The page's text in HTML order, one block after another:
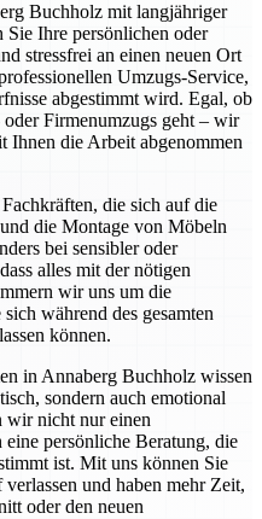
Buchholz mit langjähriger
Ihre persönlichen oder
stressfrei an einen neuen Ort
Umzugs-Service,
abgestimmt wird. Egal, ob
Firmenumzugs geht – wir
Ihnen die Arbeit abgenommen
die sich auf die
die Montage von Möbeln
bei sensibler oder
alles mit der nötigen
wir uns um die
während des gesamten
können.
in Annaberg Buchholz wissen
sondern auch emotional
wir nicht nur einen
eine persönliche Beratung, die
ist. Mit uns können Sie
und haben mehr Zeit,
oder den neuen